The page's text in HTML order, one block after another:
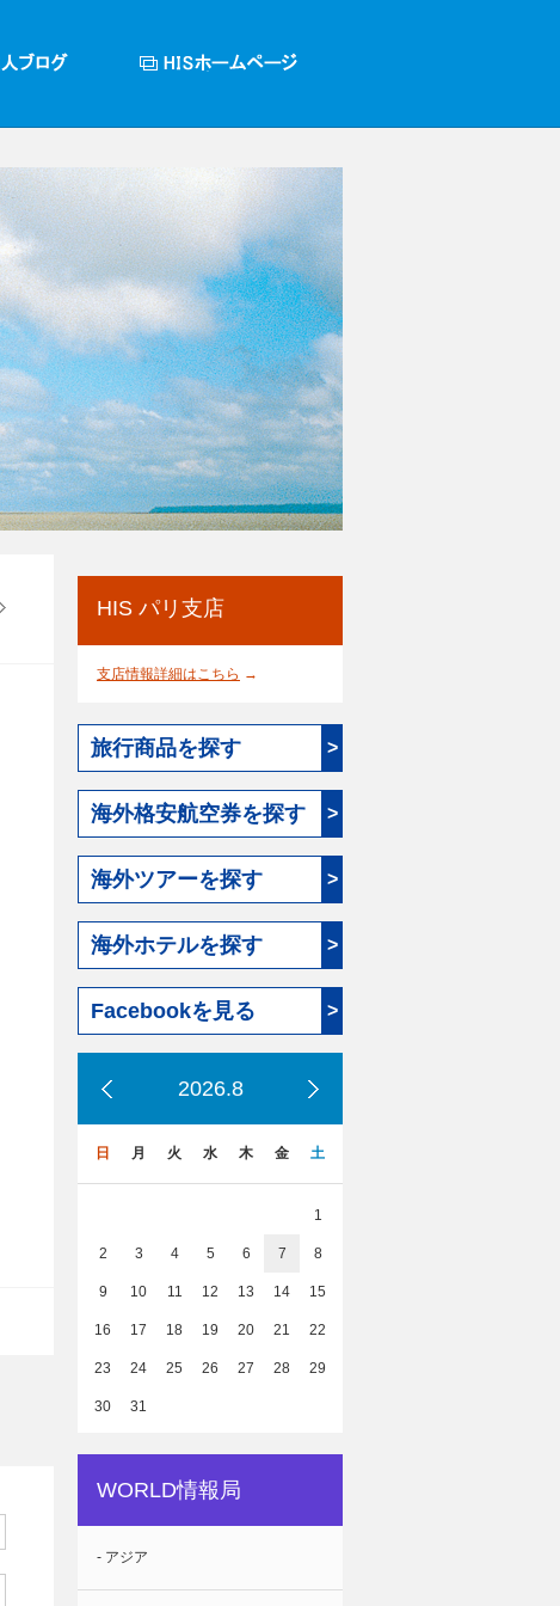
HIS パリ支店
支店情報詳細はこちら →
旅行商品を探す >
海外格安航空券を探す >
海外ツアーを探す >
海外ホテルを探す >
Facebookを見る >
2026.8
日 月 火 水 木 金 土
1
2 3 4 5 6 7 8
9 10 11 12 13 14 15
16 17 18 19 20 21 22
23 24 25 26 27 28 29
30 31
WORLD情報局
- アジア